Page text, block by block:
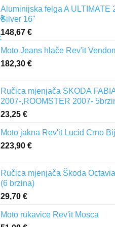
Aluminijska felga A ULTIMATE
Silver 16"
148,67 €
Moto Jeans hlače Rev'it
182,30 €
Ručica mjenjača SKODA FABIA
2007-,ROOMSTER 2007-
23,25 €
Moto jakna Rev'it Lucid Crno
223,90 €
Ručica mjenjača Škoda Octavia
(6 brzina)
29,70 €
Moto rukavice Rev'it Mosca